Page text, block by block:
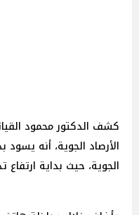
كشف الدكتور محمود
الأرصاد الجوية، أنه يسود
الجوية، حيث بداية